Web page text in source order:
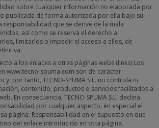
sobre cualquier información no elaborada por
no publicada de forma autorizada por ella bajo su
responsabilidad que se derive de la mala
así como se reserva el derecho a
limitarlos o impedir el acceso a ellos, de
a los enlaces a otras páginas webs (links) Los
www.tecno-spuma.com son de carácter
por tanto, TECNO-SPUMA S.L. no controla ni
contenido, productos o servicios facilitados a
En consecuencia, TECNO-SPUMA S.L. declina
por cualquier aspecto, en especial el
página. Responsabilidad en el supuesto en que
del enlace introducido en otra página.